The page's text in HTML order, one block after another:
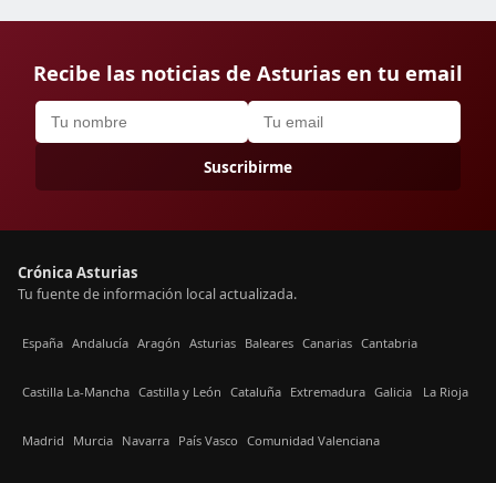
Recibe las noticias de Asturias en tu email
Suscribirme
Crónica Asturias
Tu fuente de información local actualizada.
España Andalucía Aragón Asturias Baleares Canarias Cantabria
Castilla La-Mancha Castilla y León Cataluña Extremadura Galicia La Rioja
Madrid Murcia Navarra País Vasco Comunidad Valenciana